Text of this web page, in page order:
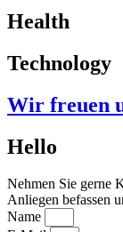
Health
Technology
Wir freuen
Hello
Nehmen Sie gerne
Anliegen befassen
Name